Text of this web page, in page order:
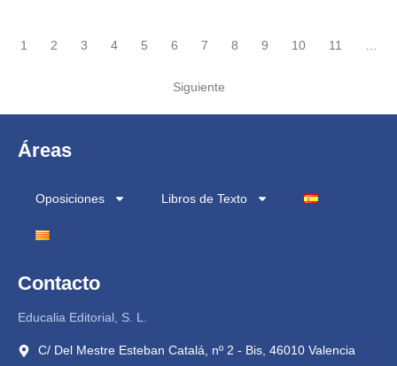
1 2 3 4 5 6 7 8 9 10 11 …
Siguiente
Áreas
Oposiciones Libros de Texto
Contacto
Educalia Editorial, S. L.
C/ Del Mestre Esteban Catalá, nº 2 - Bis, 46010 Valencia